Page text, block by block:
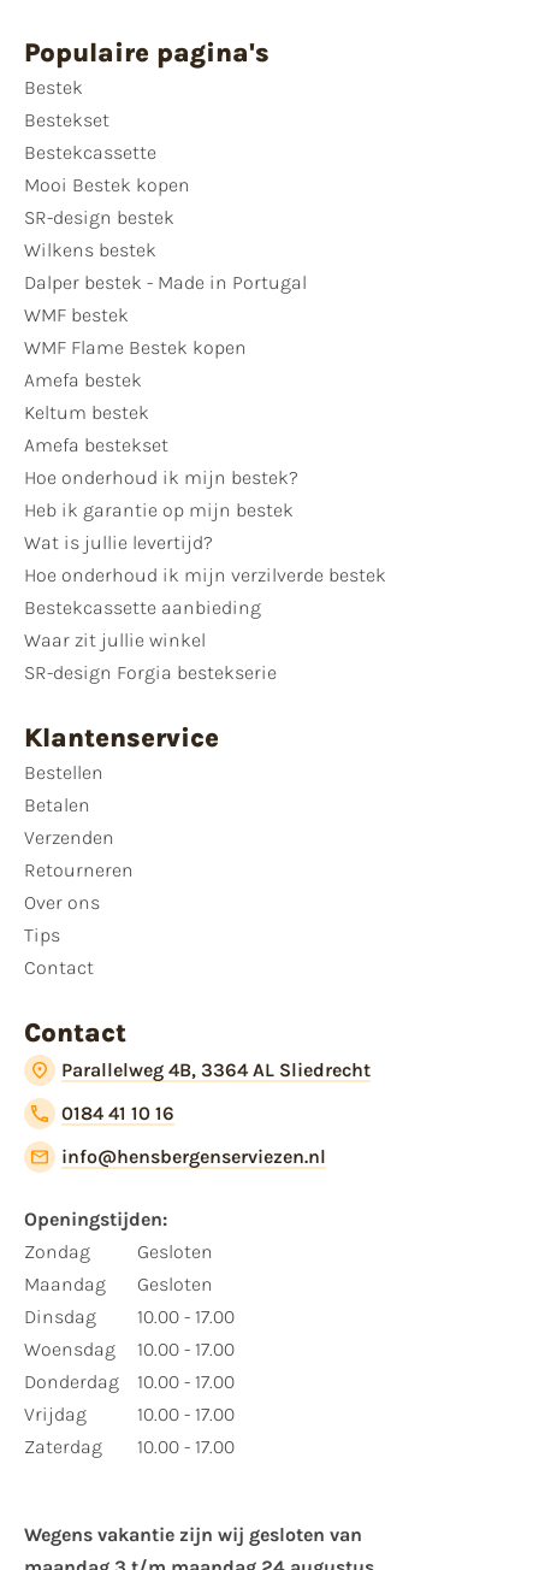
Populaire pagina's
Bestek
Bestekset
Bestekcassette
Mooi Bestek kopen
SR-design bestek
Wilkens bestek
Dalper bestek - Made in Portugal
WMF bestek
WMF Flame Bestek kopen
Amefa bestek
Keltum bestek
Amefa bestekset
Hoe onderhoud ik mijn bestek?
Heb ik garantie op mijn bestek
Wat is jullie levertijd?
Hoe onderhoud ik mijn verzilverde bestek
Bestekcassette aanbieding
Waar zit jullie winkel
SR-design Forgia bestekserie
Klantenservice
Bestellen
Betalen
Verzenden
Retourneren
Over ons
Tips
Contact
Contact
Parallelweg 4B, 3364 AL Sliedrecht
0184 41 10 16
info@hensbergenserviezen.nl
Openingstijden:
Zondag
Maandag
Dinsdag
Woensdag
Donderdag
Vrijdag
Zaterdag
Gesloten
Gesloten
10.00 - 17.00
10.00 - 17.00
10.00 - 17.00
10.00 - 17.00
10.00 - 17.00
Wegens vakantie zijn wij gesloten van ​